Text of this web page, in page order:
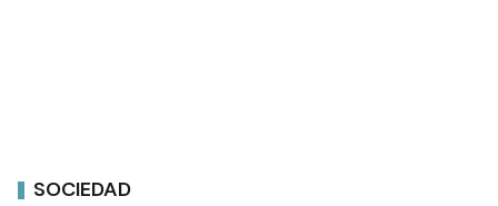
SOCIEDAD